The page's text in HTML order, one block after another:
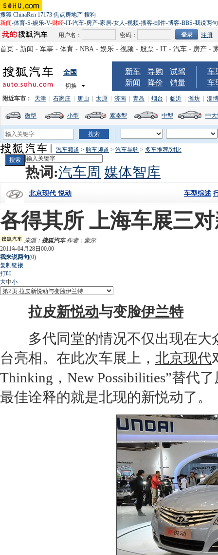
搜狐 ChinaRen 17173 焦点房地产 搜狗
新闻-体育-S-娱乐-V-财经-IT-汽车-房产-家居-女人-视频-播客-邮件-博客-BBS-我说两句
用户名：
密码： 注册
首页 - 新闻 - 军事 - 体育 - NBA - 娱乐 - 视频 - 股票 - IT - 汽车 - 房产 -
全国
切换
新车 导购
试驾
新闻
降价 销量
车
车
附近车市： 天津 石家庄 唐山 太原 济南 青岛 烟台 临沂 潍坊 淄博
微型 小型 紧凑型 中型 中
汽车频道 > 购车频道 > 汽车导购 > 多车推荐/对比
热词:汽车周 媒体智库
车型综述
北京现代 悦动
各得其所 上海车展三
来源： 搜狐汽车作者：蒙尔
2011年04月28日00:00
我来说两句(0)
复制链接
打印
大中小
拉皮新悦动与变脸伊兰特
多代同堂的情况不仅出现在大
台亮相。在此次车展上， 北京现代
Thinking，New Possibilities”替代
最佳诠释的就是北现的新悦动了。